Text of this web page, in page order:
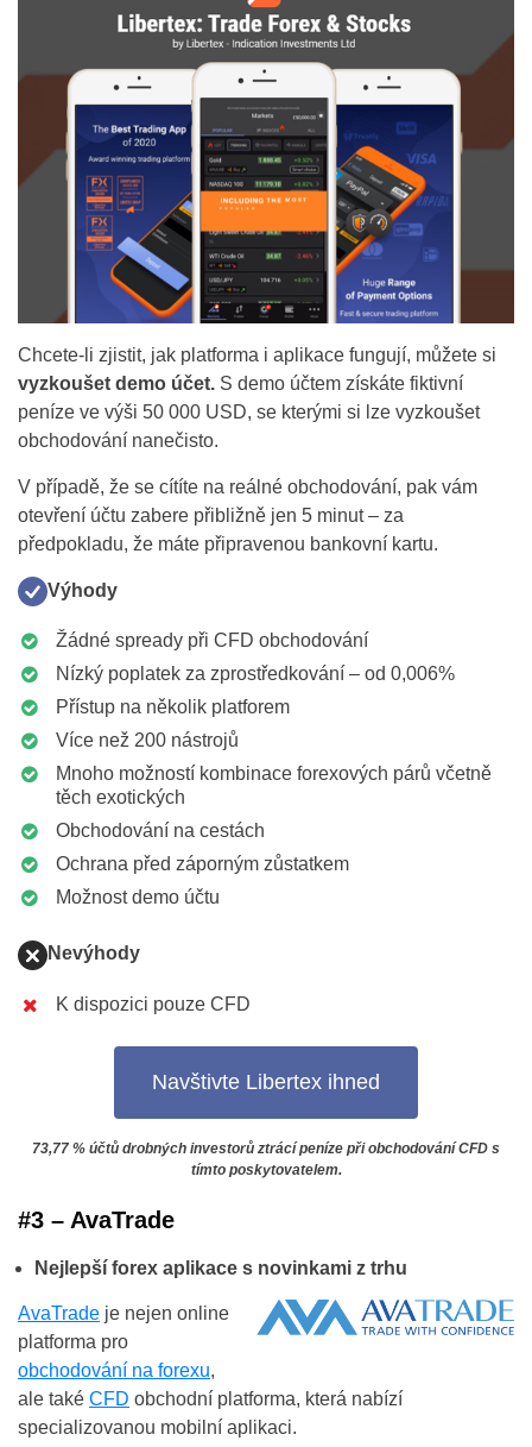
Chcete-li zjistit, jak platforma i aplikace fungují, můžete si
vyzkoušet demo účet. S demo účtem získáte fiktivní
peníze ve výši 50 000 USD, se kterými si lze vyzkoušet
obchodování nanečisto.
V případě, že se cítíte na reálné obchodování, pak vám
otevření účtu zabere přibližně jen 5 minut – za
předpokladu, že máte připravenou bankovní kartu.
Výhody
Žádné spready při CFD obchodování
Nízký poplatek za zprostředkování – od 0,006%
Přístup na několik platforem
Více než 200 nástrojů
Mnoho možností kombinace forexových párů včetně
těch exotických
Obchodování na cestách
Ochrana před záporným zůstatkem
Možnost demo účtu
Nevýhody
K dispozici pouze CFD
Navštivte Libertex ihned
73,77 % účtů drobných investorů ztrácí peníze při obchodování CFD s
tímto poskytovatelem.
#3 – AvaTrade
Nejlepší forex aplikace s novinkami z trhu
AvaTrade je nejen online
platforma pro
obchodování na forexu,
ale také CFD obchodní platforma, která nabízí
specializovanou mobilní aplikaci.